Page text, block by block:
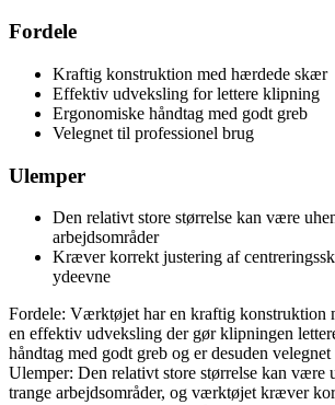
Fordele
Kraftig konstruktion med hærdede skær
Effektiv udveksling for lettere klipning
Ergonomiske håndtag med godt greb
Velegnet til professionel brug
Ulemper
Den relativt store størrelse kan være
arbejdsområder
Kræver korrekt justering af
ydeevne
Fordele: Værktøjet har en kraftig konstruktion
en effektiv udveksling der gør klipningen
håndtag med godt greb og er desuden
Ulemper: Den relativt store størrelse kan være
trange arbejdsområder, og værktøjet kræver